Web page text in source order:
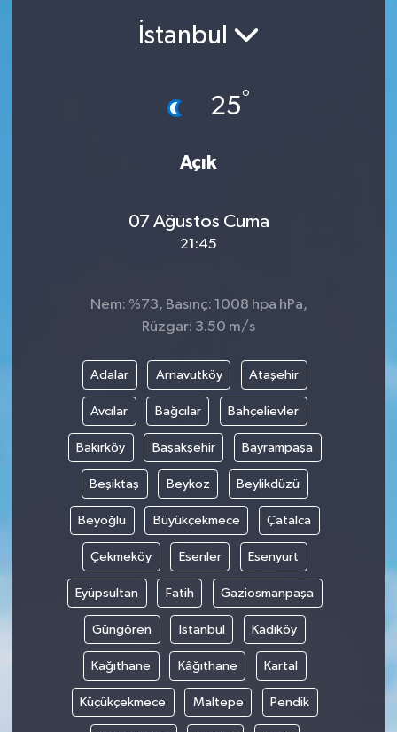
İstanbul
25°
Açık
07 Ağustos Cuma
21:45
Nem: %73, Basınç: 1008 hpa hPa,
Rüzgar: 3.50 m/s
Adalar Arnavutköy Ataşehir
Avcılar Bağcılar Bahçelievler
Bakırköy Başakşehir Bayrampaşa
Beşiktaş Beykoz Beylikdüzü
Beyoğlu Büyükçekmece Çatalca
Çekmeköy Esenler Esenyurt
Eyüpsultan Fatih Gaziosmanpaşa
Güngören Istanbul Kadıköy
Kağıthane Kâğıthane Kartal
Küçükçekmece Maltepe Pendik